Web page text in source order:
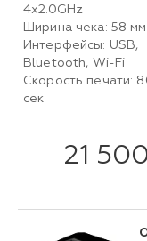
4x2.0GHz
Ширина чека: 58 мм
Интерфейсы: USB,
Bluetooth, Wi-Fi
Скорость печати:
сек
21